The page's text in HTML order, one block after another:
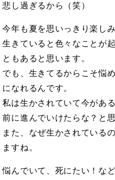
悲し過ぎるから（笑）
今年も夏を思いっきり楽し
生きていると色々なことが
ともあると思います。
でも、生きてるからこそ悩
になれるんです。
私は生かされていて今があ
前に進んでいけたらな？と思
また、なぜ生かされている
ますね。
悩んでいて、死にたい！な